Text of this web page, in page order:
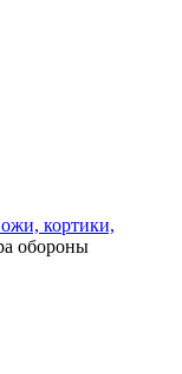
кортики,
обороны